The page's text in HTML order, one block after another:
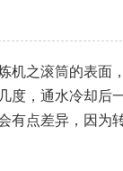
之滚筒的表面
度，通水冷却后
有点差异，因为